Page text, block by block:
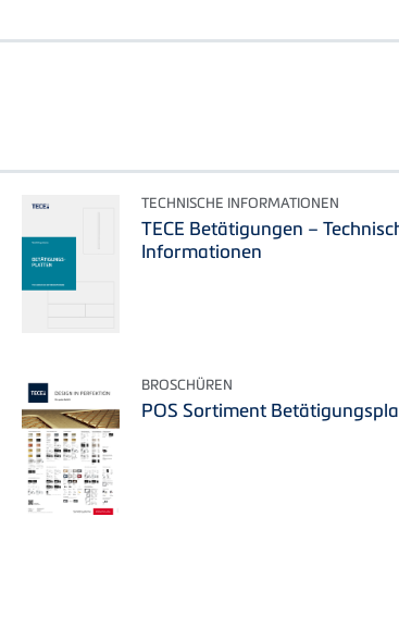
TECHNISCHE INFORMATIONEN
TECE Betätigungen –
Informationen
BROSCHÜREN
POS Sortiment